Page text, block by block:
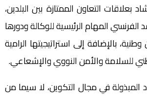
بعلاقات التعاون الممتازة بين البلدين،
المهام الرئيسية للوكالة ودورها
بالإضافة إلى استراتيجيتها الرامية
للسلامة والأمن النووي والإشعاعي.
المبذولة في مجال التكوين، لا سيما من